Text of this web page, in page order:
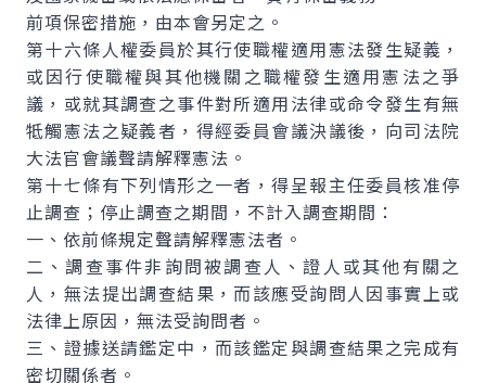
前項保密措施，由本會另定之。
第十六條人權委員於其行使職權適用憲法發生疑義，
或因行使職權與其他機關之職權發生適用憲法之爭
議，或就其調查之事件對所適用法律或命令發生有無
牴觸憲法之疑義者，得經委員會議決議後，向司法院
大法官會議聲請解釋憲法。
第十七條有下列情形之一者，得呈報主任委員核准停
止調查；停止調查之期間，不計入調查期間：
一、依前條規定聲請解釋憲法者。
二、調查事件非詢問被調查人、證人或其他有關之
人，無法提出調查結果，而該應受詢問人因事實上或
法律上原因，無法受詢問者。
三、證據送請鑑定中，而該鑑定與調查結果之完成有
密切關係者。